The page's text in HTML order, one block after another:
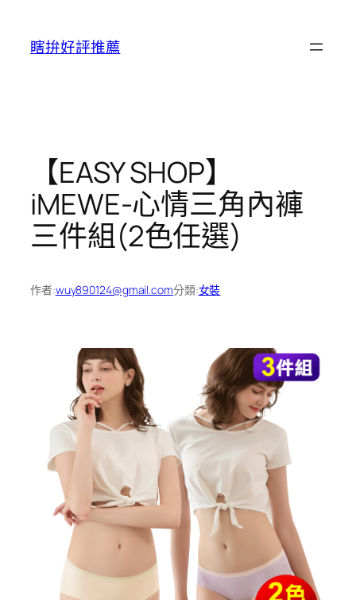
瞎拚好評推薦
【EASY SHOP】
iMEWE-心情三角內褲
三件組(2色任選)
作者:wuy890124@gmail.com分類:女裝